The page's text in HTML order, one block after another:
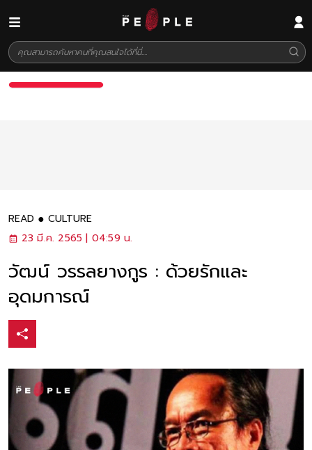
READ
CULTURE
23 มี.ค. 2565 | 04:59 น.
วัฒน์ วรรลยางกูร : ด้วยรักและ
อุดมการณ์